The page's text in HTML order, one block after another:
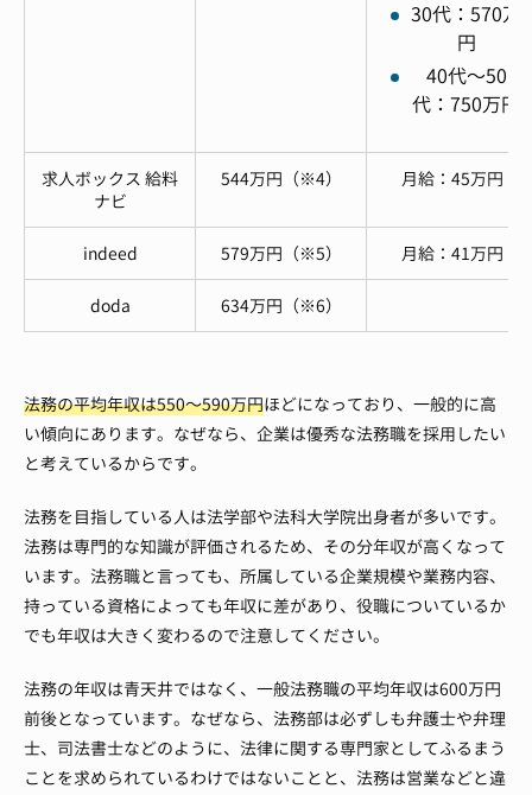
30代：570万
円
40代～50
代：750万円
求人ボックス 給料
ナビ
544万円（※4） 月給：45万円
indeed 579万円（※5） 月給：41万円
doda 634万円（※6）
法務の平均年収は550〜590万円ほどになっており、一般的に高
い傾向にあります。なぜなら、企業は優秀な法務職を採用したい
と考えているからです。
法務を目指している人は法学部や法科大学院出身者が多いです。
法務は専門的な知識が評価されるため、その分年収が高くなって
います。法務職と言っても、所属している企業規模や業務内容、
持っている資格によっても年収に差があり、役職についているか
でも年収は大きく変わるので注意してください。
法務の年収は青天井ではなく、一般法務職の平均年収は600万円
前後となっています。なぜなら、法務部は必ずしも弁護士や弁理
士、司法書士などのように、法律に関する専門家としてふるまう
ことを求められているわけではないことと、法務は営業などと違